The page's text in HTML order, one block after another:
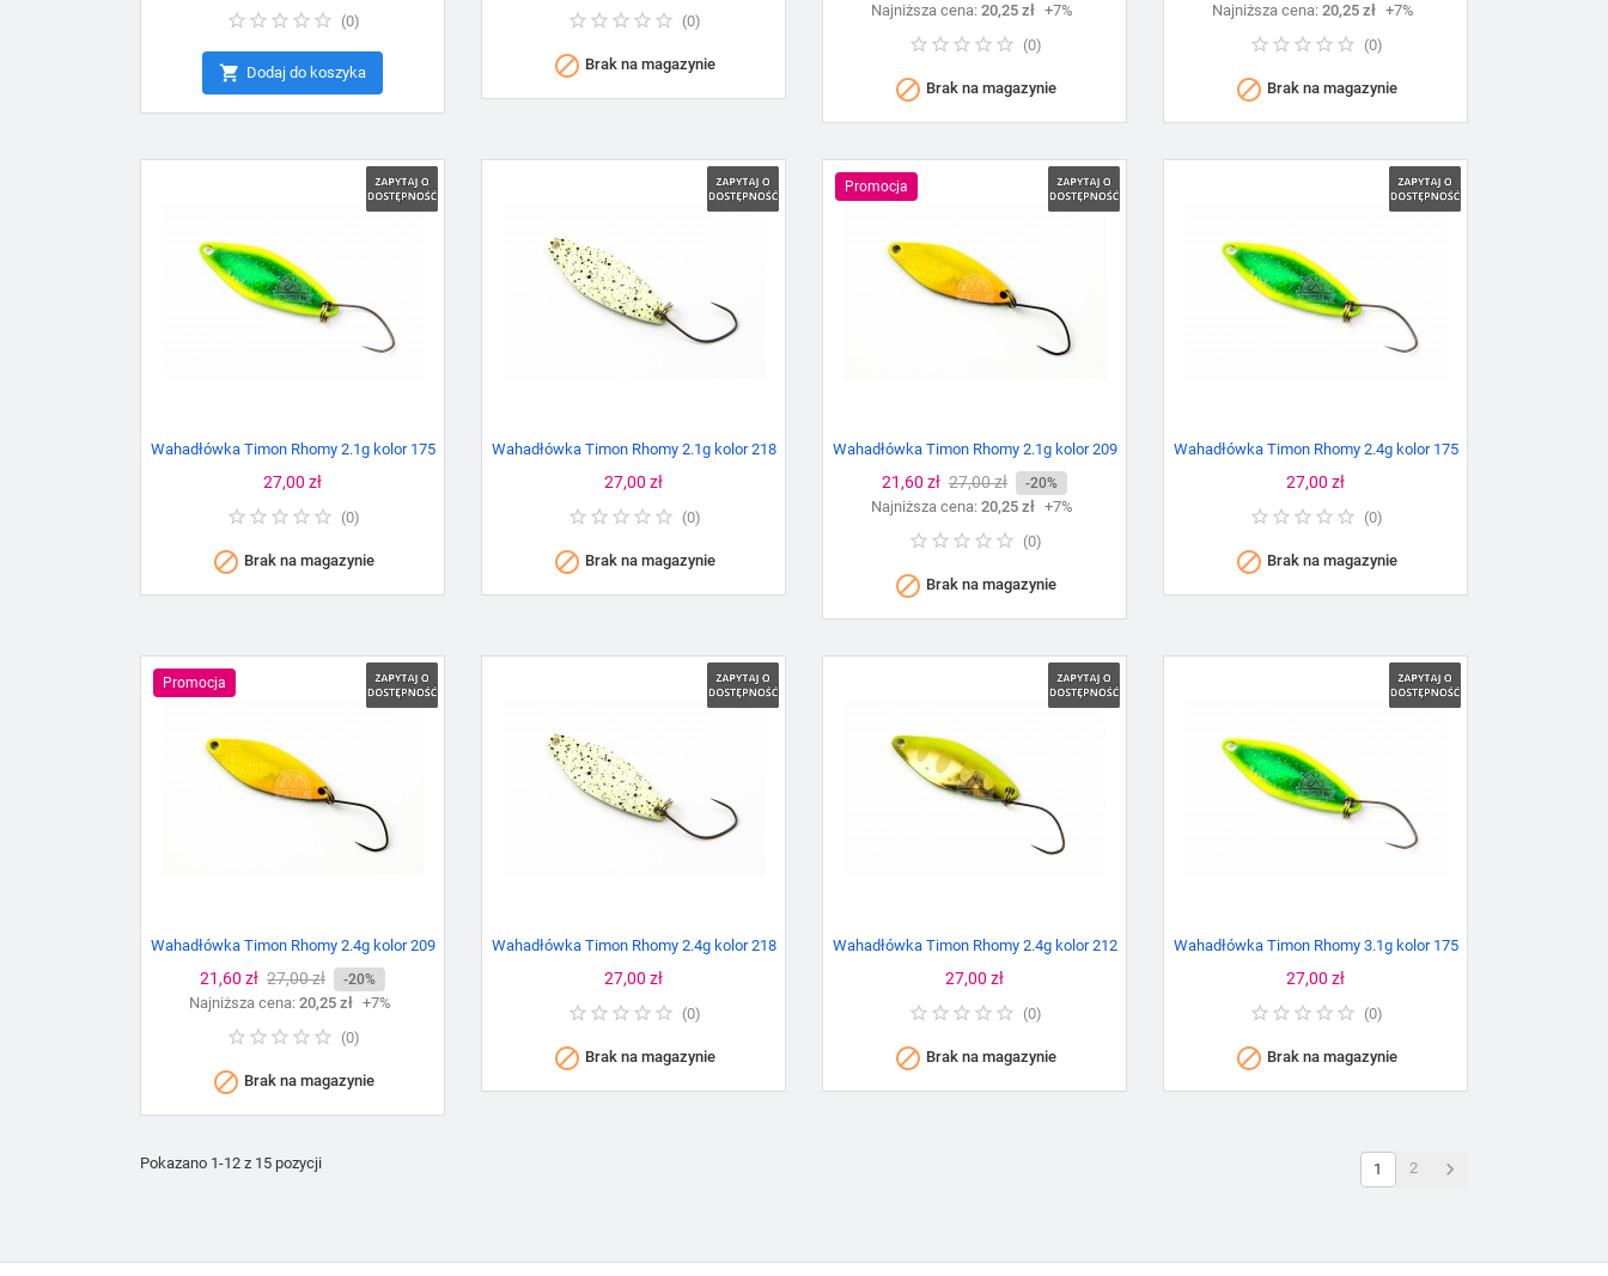
(0)
 Dodaj do koszyka
(0)
 Brak na magazynie
podstawowa
Najniższa cena: 20,25 zł +7%
(0)
 Brak na magazynie
podstawowa
Najniższa cena: 20,25 zł +7%
(0)
 Brak na magazynie
Wahadłówka Timon Rhomy 2.1g kolor 175
Cena
27,00 zł
(0)
 Brak na magazynie
Wahadłówka Timon Rhomy 2.1g kolor 218
Cena
27,00 zł
(0)
 Brak na magazynie
Promocja
Wahadłówka Timon Rhomy 2.1g kolor 209
Cena
21,60 zł Cena
podstawowa
27,00 zł -20%
Najniższa cena: 20,25 zł +7%
(0)
 Brak na magazynie
Wahadłówka Timon Rhomy 2.4g kolor 175
Cena
27,00 zł
(0)
 Brak na magazynie
Promocja
Wahadłówka Timon Rhomy 2.4g kolor 209
Cena
21,60 zł Cena
podstawowa
27,00 zł -20%
Najniższa cena: 20,25 zł +7%
(0)
 Brak na magazynie
Wahadłówka Timon Rhomy 2.4g kolor 218
Cena
27,00 zł
(0)
 Brak na magazynie
Wahadłówka Timon Rhomy 2.4g kolor 212
Cena
27,00 zł
(0)
 Brak na magazynie
Wahadłówka Timon Rhomy 3.1g kolor 175
Cena
27,00 zł
(0)
 Brak na magazynie
Pokazano 1-12 z 15 pozycji 1 2 